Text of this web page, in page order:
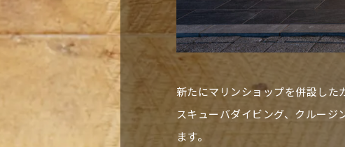
新たにマリンショップを併設した
スキューバダイビング、クルージ
ます。